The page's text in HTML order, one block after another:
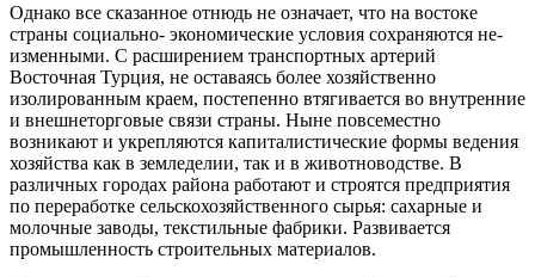
Однако все сказанное отнюдь не озна­чает, что на востоке
страны социально- экономические условия сохраняются не­
изменными. С расширением транспорт­ных артерий
Восточная Турция, не оставаясь более хозяйственно
изолированным краем, постепенно втягивается во внутренние
и внешнеторговые связи страны. Ныне повсеместно
возникают и укрепля­ются капиталистические формы ведения
хозяйства как в земледелии, так и в животноводстве. В
различных городах района работают и строятся предприятия
по переработке сельскохозяйственного сырья: сахарные и
молочные заводы, тек­стильные фабрики. Развивается
промыш­ленность строительных материалов.